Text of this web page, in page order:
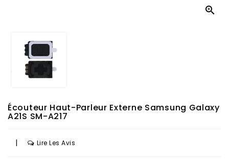

Écouteur Haut-Parleur Externe Samsung Galaxy
A21S SM-A217
| Lire Les Avis